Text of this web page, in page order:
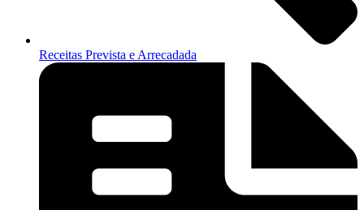
Receitas Prevista e Arrecadada